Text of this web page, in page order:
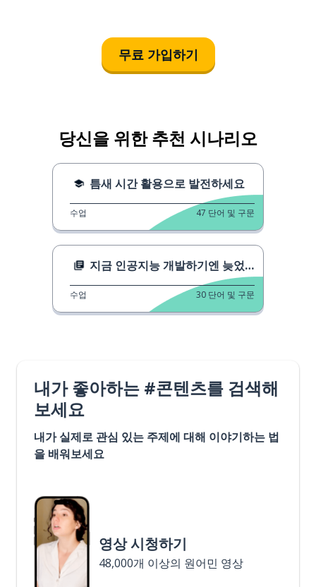
무료 가입하기
당신을 위한 추천 시나리오
틈새 시간 활용으로 발전하세요
수업 47 단어 및 구문
지금 인공지능 개발하기엔 늦었을까?
수업 30 단어 및 구문
내가 좋아하는 #콘텐츠를 검색해
보세요
내가 실제로 관심 있는 주제에 대해 이야기하는 법
을 배워보세요
영상 시청하기
48,000개 이상의 원어민 영상